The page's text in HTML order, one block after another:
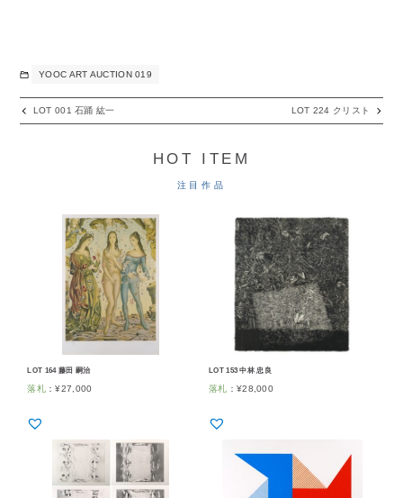
YOOC ART AUCTION 019
LOT 001 石踊 紘一 LOT 224 クリスト
HOT ITEM
注目作品
LOT 164 藤田 嗣治
落札 ：¥27,000
LOT 153 中林 忠良
落札 ： ¥28,000